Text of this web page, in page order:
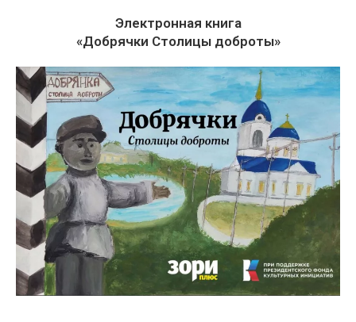
Электронная книга
«Добрячки Столицы доброты»